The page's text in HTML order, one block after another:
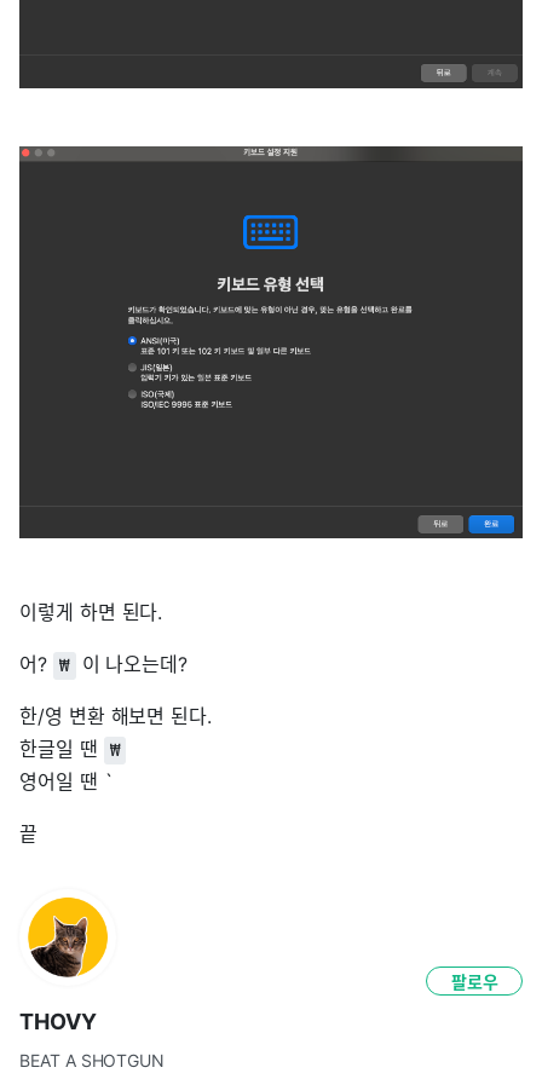
이렇게 하면 된다.
어? ₩ 이 나오는데?
한/영 변환 해보면 된다.
한글일 땐
₩
영어일 땐 `
끝
THOVY
BEAT A SHOTGUN
팔로우